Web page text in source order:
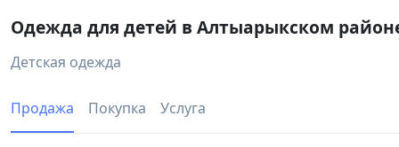
Одежда для детей в Алтыарыкском
Детская одежда
Продажа Покупка Услуга